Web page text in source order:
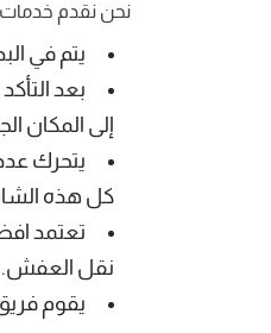
نحن نقدم خدمات
يتم في
بعد
إلى المكان
يتحرك
كل هذه
تعتمد
نقل العفش.
يقوم فريق